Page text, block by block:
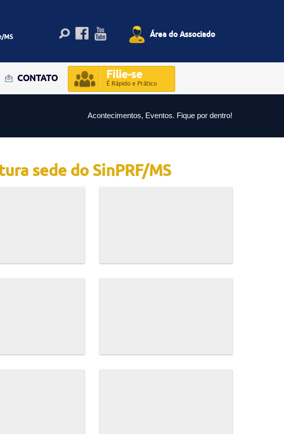
MS
Área do Associado
CONTATO Filie-se
É Rápido e Prático
Acontecimentos, Eventos. Fique por dentro!
sede do SinPRF/MS